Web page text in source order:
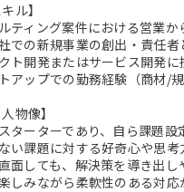
ル】
ティング案件における営業
での新規事業の創出・責任
ト開発またはサービス開発
アップでの勤務経験（商材/規
物像】
ターターであり、自ら課題
い課題に対する好奇心や思
面しても、解決策を導き出
しみながら柔軟性のある対応